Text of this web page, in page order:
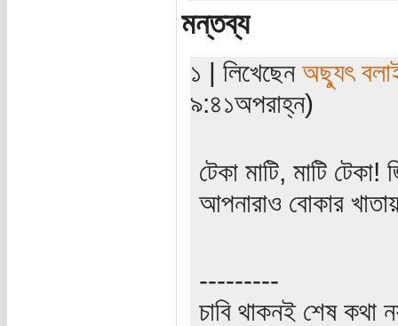
মন্তব্য
১ | লিখেছেন অছ্যুৎ
৯:৪১অপরাহ্ন)
টেকা মাটি, মাটি
আপনারাও বোকার
---------
চাবি থাকনই শেষ কথা